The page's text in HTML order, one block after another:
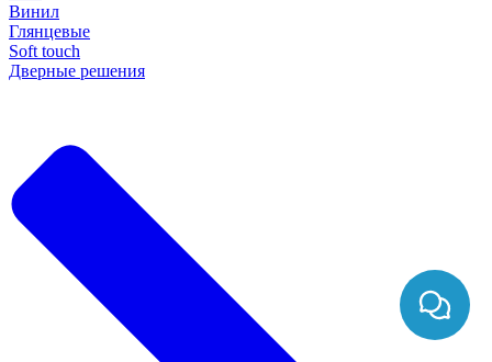
Винил
Глянцевые
Soft touch
Дверные решения